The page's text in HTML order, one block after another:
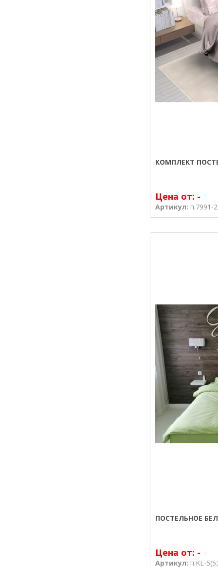
КОМПЛЕКТ
Цена от: -
Артикул: п.7991-2
ПОСТЕЛЬНОЕ
Цена от: -
Артикул: п.KL-